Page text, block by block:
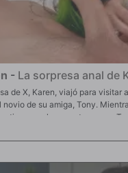
- La sorpresa anal de
de X, Karen, viajó para visitar
novio de su amiga, Tony.
en el momento en que
le insinuó. Se llevó una gran
ahí, Karen aceptó sus
en su culo en varias posiciones